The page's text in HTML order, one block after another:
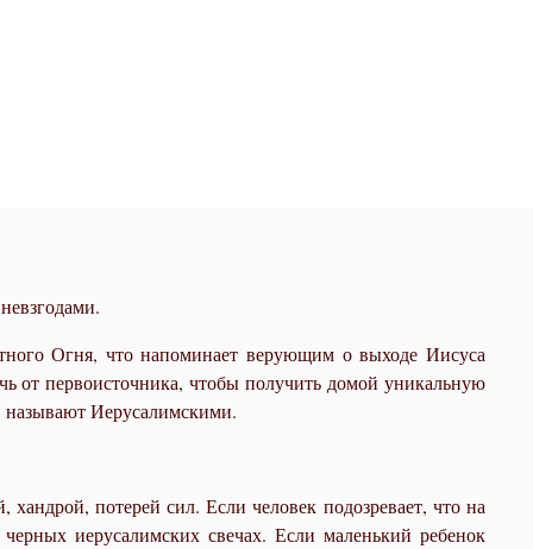
Огня, что напоминает верующим о выходе Иисуса
от первоисточника, чтобы получить домой уникальную
Иерусалимскими.
потерей сил. Если человек подозревает, что на
иерусалимских свечах. Если маленький ребенок